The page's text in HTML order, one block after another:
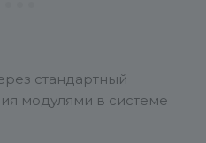
стандартный
модулями в системе